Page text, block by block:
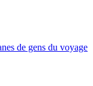
de gens du voyage